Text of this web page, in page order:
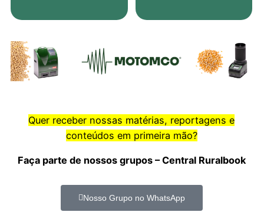
Quer receber nossas matérias, reportagens e
conteúdos em primeira mão?
Faça parte de nossos grupos – Central Ruralbook
Nosso Grupo no WhatsApp